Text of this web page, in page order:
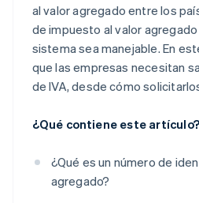
al valor agregado entre los
de impuesto al valor
sistema sea manejable. En
que las empresas necesitan
de IVA, desde cómo
¿Qué contiene este artículo?
¿Qué es un número de
agregado?